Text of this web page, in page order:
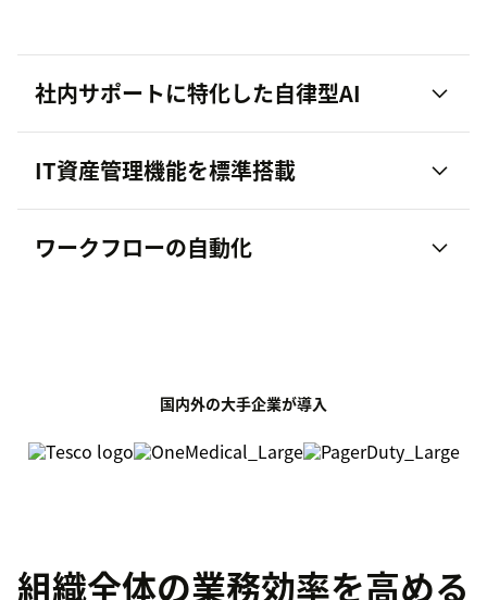
社内サポートに特化した自律型AI
IT資産管理機能を標準搭載
ワークフローの自動化
国内外の大手企業が導入
組織全体の業務効率を高める